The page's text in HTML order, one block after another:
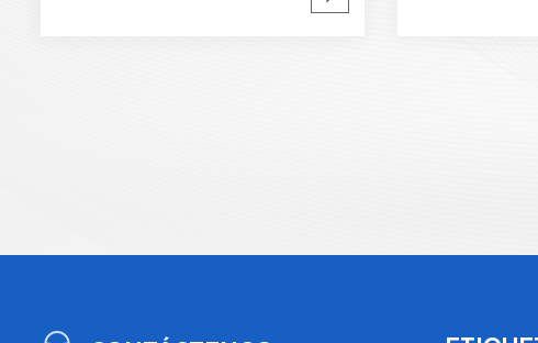
Desconexión